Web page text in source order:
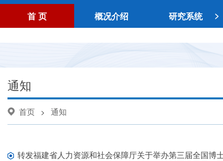
首 页 概况介绍 研究系统 >
通知
首页 > 通知
转发福建省人力资源和社会保障厅关于举办第三届全国博